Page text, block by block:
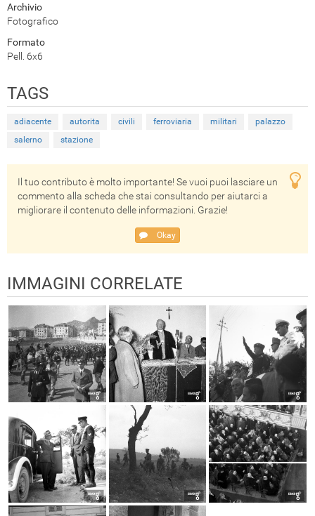
Archivio
Fotografico
Formato
Pell. 6x6
TAGS
adiacente autorita civili ferroviaria militari
palazzo
salerno
stazione
Il tuo contributo è molto importante! Se vuoi puoi lasciare un
commento alla scheda che stai consultando per aiutarci a
migliorare il contenuto delle informazioni. Grazie!
Okay
IMMAGINI CORRELATE